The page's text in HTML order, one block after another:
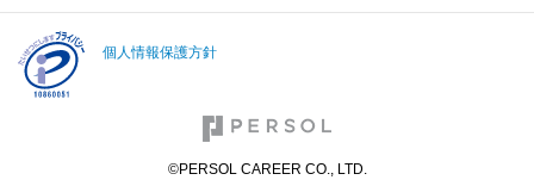
個人情報保護方針
©PERSOL CAREER CO., LTD.